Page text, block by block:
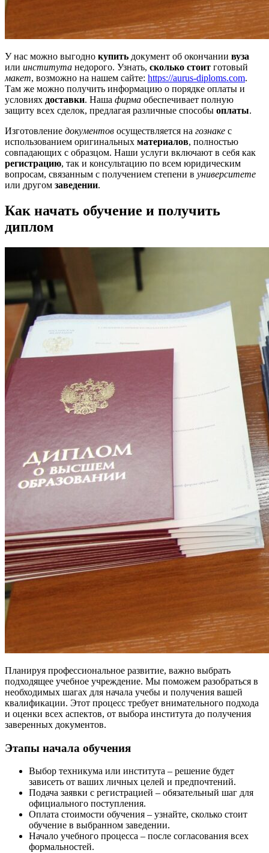
У нас можно выгодно купить документ об окончании вуза
или института недорого. Узнать, сколько стоит готовый
макет, возможно на нашем сайте: https://aurus-diploms.com.
Там же можно получить информацию о порядке оплаты и
условиях доставки. Наша фирма обеспечивает полную
защиту всех сделок, предлагая различные способы оплаты.
Изготовление документов осуществляется на гознаке с
использованием оригинальных материалов, полностью
совпадающих с образцом. Наши услуги включают в себя как
регистрацию, так и консультацию по всем юридическим
вопросам, связанным с получением степени в университете
или другом заведении.
Как начать обучение и получить
диплом
Планируя профессиональное развитие, важно выбрать
подходящее учебное учреждение. Мы поможем разобраться в
необходимых шагах для начала учебы и получения вашей
квалификации. Этот процесс требует внимательного подхода
и оценки всех аспектов, от выбора института до получения
заверенных документов.
Этапы начала обучения
Выбор техникума или института – решение будет
зависеть от ваших личных целей и предпочтений.
Подача заявки с регистрацией – обязательный шаг для
официального поступления.
Оплата стоимости обучения – узнайте, сколько стоит
обучение в выбранном заведении.
Начало учебного процесса – после согласования всех
формальностей.